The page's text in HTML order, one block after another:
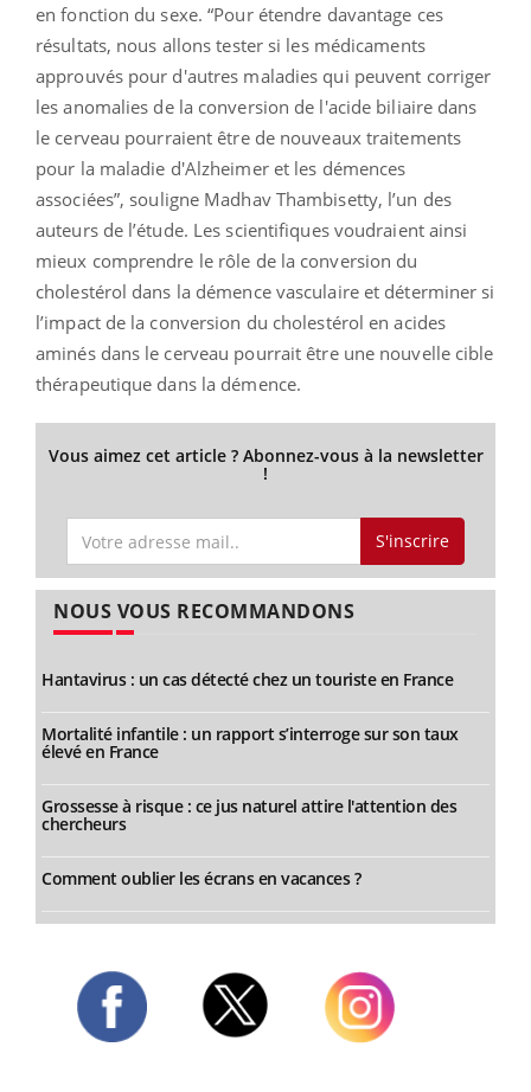
en fonction du sexe. “Pour étendre davantage ces
résultats, nous allons tester si les médicaments
approuvés pour d'autres maladies qui peuvent corriger
les anomalies de la conversion de l'acide biliaire dans
le cerveau pourraient être de nouveaux traitements
pour la maladie d'Alzheimer et les démences
associées”, souligne Madhav Thambisetty, l’un des
auteurs de l’étude. Les scientifiques voudraient ainsi
mieux comprendre le rôle de la conversion du
cholestérol dans la démence vasculaire et déterminer si
l’impact de la conversion du cholestérol en acides
aminés dans le cerveau pourrait être une nouvelle cible
thérapeutique dans la démence.
Vous aimez cet article ? Abonnez-vous à la newsletter
!
S'inscrire
NOUS VOUS RECOMMANDONS
Hantavirus : un cas détecté chez un touriste en France
Mortalité infantile : un rapport s’interroge sur son taux
élevé en France
Grossesse à risque : ce jus naturel attire l'attention des
chercheurs
Comment oublier les écrans en vacances ?